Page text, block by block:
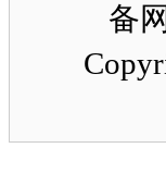
备